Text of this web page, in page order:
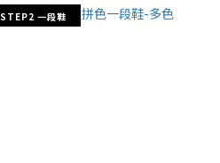
STEP2 一段鞋